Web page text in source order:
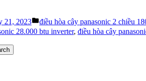
21, 2023
Posted
in
điều hòa cây panasonic 2 chiều
28.000 btu inverter, điều hòa cây